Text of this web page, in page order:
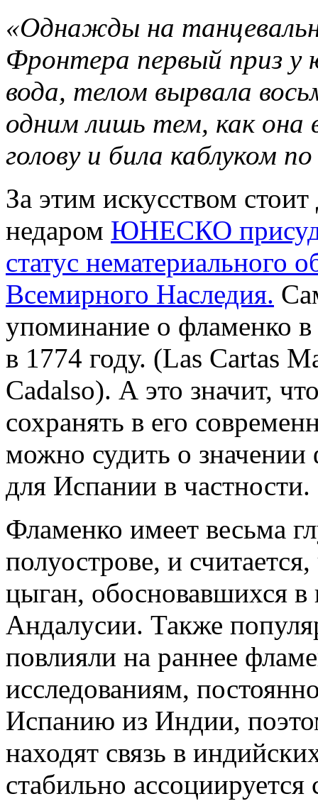
«Однажды на
Фронтера первый приз у
вода, телом вырвала
одним лишь тем, как она
голову и била каблуком
За этим искусством
недаром ЮНЕСКО
статус нематериального
Всемирного Наследия.
упоминание о фламенко в
в 1774 году. (Las Cartas
Cadalso). А это значит,
сохранять в его
можно судить о
для Испании в частности.
Фламенко имеет весьма
полуострове, и
цыган, обосновавшихся
Андалусии. Также
повлияли на раннее
исследованиям,
Испанию из Индии,
находят связь в
стабильно